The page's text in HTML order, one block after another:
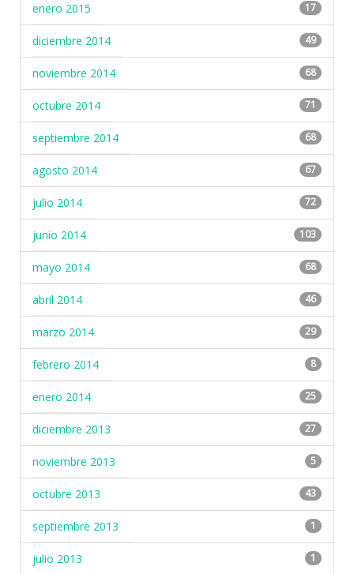
enero 2015
17
diciembre 2014 49
noviembre 2014 68
octubre 2014 71
septiembre 2014 68
agosto 2014 67
julio 2014 72
junio 2014 103
mayo 2014 68
abril 2014 46
marzo 2014 29
febrero 2014 8
enero 2014 25
diciembre 2013 27
noviembre 2013 5
octubre 2013 43
septiembre 2013 1
julio 2013 1